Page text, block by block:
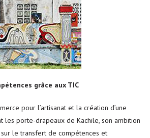
grâce aux TIC
pour l’artisanat et la création d’une
les porte-drapeaux de Kachile, son ambition
le transfert de compétences et